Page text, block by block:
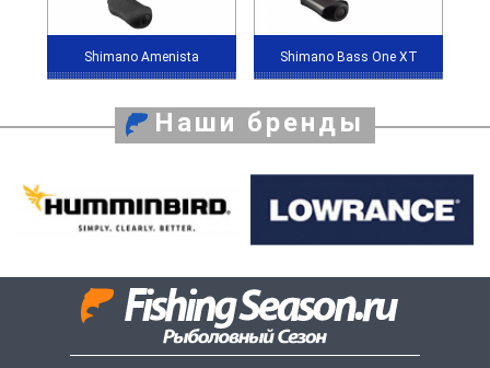
Shimano Amenista Shimano Bass One XT
Наши бренды